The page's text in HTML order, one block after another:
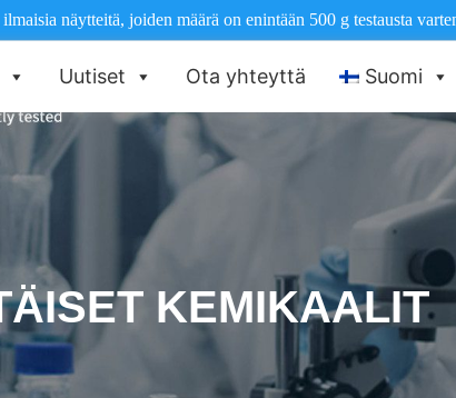
näytteitä, joiden määrä on enintään 500 g testausta
Uutiset Ota yhteyttä Suomi
KEMIKAALIT